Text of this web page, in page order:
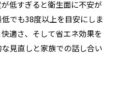
低すぎると衛生面に不安が
でも38度以上を目安にしま
適さ、そして省エネ効果を
見直しと家族での話し合い